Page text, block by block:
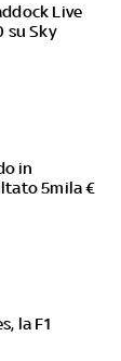
Live
su Sky
in
5mila €
la F1